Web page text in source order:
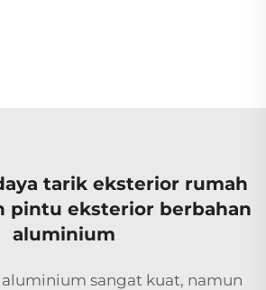
tarik eksterior rumah
pintu eksterior berbahan
aluminium
sangat kuat, namun